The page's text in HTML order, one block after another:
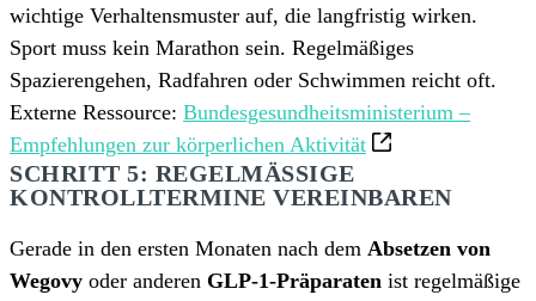
wichtige Verhaltensmuster auf, die langfristig wirken.
Sport muss kein Marathon sein. Regelmäßiges
Spazierengehen, Radfahren oder Schwimmen reicht oft.
Externe Ressource: Bundesgesundheitsministerium –
Empfehlungen zur körperlichen Aktivität
SCHRITT 5: REGELMÄSSIGE K
ONTROLLTERMINE VEREINBAREN
Gerade in den ersten Monaten nach dem Absetzen von
Wegovy oder anderen GLP-1-Präparaten ist regelmäßige